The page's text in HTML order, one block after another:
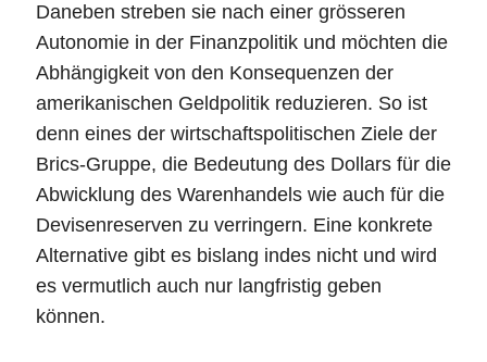
Daneben streben sie nach einer grösseren
Autonomie in der Finanzpolitik und möchten die
Abhängigkeit von den Konsequenzen der
amerikanischen Geldpolitik reduzieren. So ist
denn eines der wirtschaftspolitischen Ziele der
Brics-Gruppe, die Bedeutung des Dollars für die
Abwicklung des Warenhandels wie auch für die
Devisenreserven zu verringern. Eine konkrete
Alternative gibt es bislang indes nicht und wird
es vermutlich auch nur langfristig geben
können.